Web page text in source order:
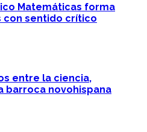
Matemáticas forma
con sentido crítico
entre la ciencia,
barroca novohispana